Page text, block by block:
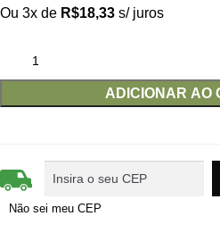
Ou 3x de R$18,33 s/ juros
ADICIONAR AO
Não sei meu CEP